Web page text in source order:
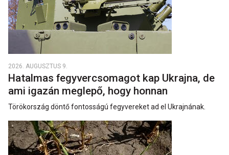
2026. AUGUSZTUS 9.
Hatalmas fegyvercsomagot kap Ukrajna, de
ami igazán meglepő, hogy honnan
Törökország döntő fontosságú fegyvereket ad el Ukrajnának.